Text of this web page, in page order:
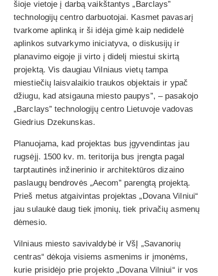
šioje vietoje į darbą vaikštantys „Barclays”
technologijų centro darbuotojai. Kasmet pavasarį
tvarkome aplinką ir ši idėja gimė kaip nedidelė
aplinkos sutvarkymo iniciatyva, o diskusijų ir
planavimo eigoje ji virto į didelį miestui skirtą
projektą. Vis daugiau Vilniaus vietų tampa
miestiečių laisvalaikio traukos objektais ir ypač
džiugu, kad atsigauna miesto paupys”, – pasakojo
„Barclays” technologijų centro Lietuvoje vadovas
Giedrius Dzekunskas.
Planuojama, kad projektas bus įgyvendintas jau
rugsėjį. 1500 kv. m. teritorija bus įrengta pagal
tarptautinės inžinerinio ir architektūros dizaino
paslaugų bendrovės „Aecom” parengtą projektą.
Prieš metus atgaivintas projektas „Dovana Vilniui“
jau sulaukė daug tiek įmonių, tiek privačių asmenų
dėmesio.
Vilniaus miesto savivaldybė ir VšĮ „Savanorių
centras“ dėkoja visiems asmenims ir įmonėms,
kurie prisidėjo prie projekto „Dovana Vilniui“ ir vos